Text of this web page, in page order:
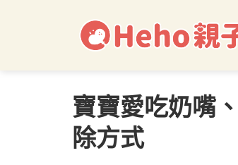
寶寶愛吃奶嘴
除方式